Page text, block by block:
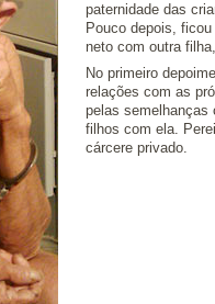
paternidade das
Pouco depois,
neto com outra
No primeiro
relações com as
pelas semelhanças
filhos com ela.
cárcere privado.